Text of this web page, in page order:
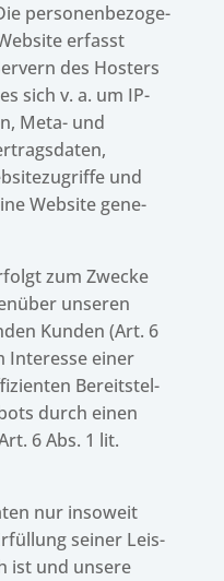
perso­nen­be­zo­ge­
erfasst
des Hosters
sich v. a. um IP-
Meta- und
und
Website gene­
zum Zwecke
unse­ren
Kunden (Art. 6
Inter­esse einer
Bereit­stel­
durch einen
6 Abs. 1 lit.
nur inso­weit
seiner Leis­
ist und unsere